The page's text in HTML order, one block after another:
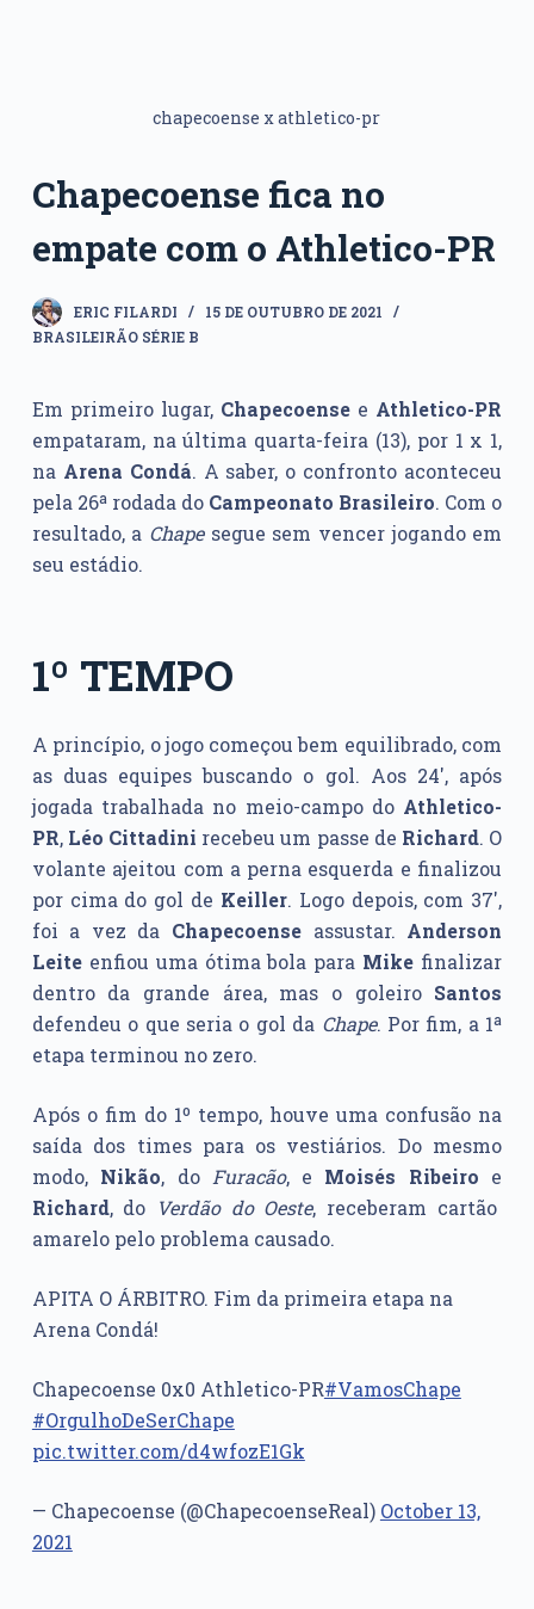
chapecoense x athletico-pr
Chapecoense fica no
empate com o Athletico-PR
ERIC FILARDI
15 DE OUTUBRO DE 2021
BRASILEIRÃO SÉRIE B
Em primeiro lugar, Chapecoense e Athletico-PR
empataram, na última quarta-feira (13), por 1 x 1,
na Arena Condá. A saber, o confronto aconteceu
pela 26ª rodada do Campeonato Brasileiro. Com o
resultado, a Chapesegue sem vencer jogando em
seu estádio.
1º TEMPO
A princípio, o jogo começou bem equilibrado, com
as duas equipes buscando o gol. Aos 24′, após
jogada trabalhada no meio-campo do Athletico-
PR, Léo Cittadini recebeu um passe de Richard. O
volante ajeitou com a perna esquerda e finalizou
por cima do gol de Keiller. Logo depois, com 37′,
foi a vez da Chapecoense assustar. Anderson
Leiteenfiou uma ótima bola para Mike finalizar
dentro da grande área, mas o goleiro Santos
defendeu o que seria o gol da Chape. Por fim, a 1ª
etapa terminou no zero.
Após o fim do 1º tempo, houve uma confusão na
saída dos times para os vestiários. Do mesmo
modo, Nikão, do Furacão, e Moisés Ribeiro e
Richard, do Verdão do Oeste, receberam cartão
amarelo pelo problema causado.
APITA O ÁRBITRO. Fim da primeira etapa na
Arena Condá!
Chapecoense 0x0 Athletico-PR#VamosChape
#OrgulhoDeSerChape
pic.twitter.com/d4wfozE1Gk
— Chapecoense (@ChapecoenseReal) October 13,
2021